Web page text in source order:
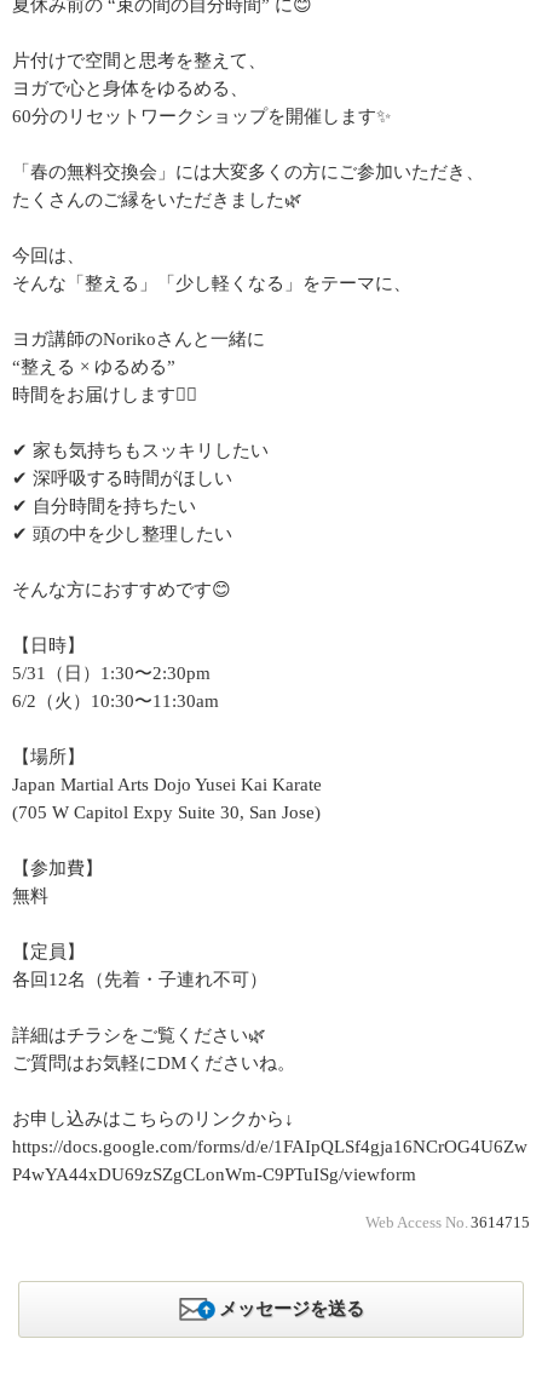
夏休み前の “束の間の自分時間” に😊
片付けで空間と思考を整えて、
ヨガで心と身体をゆるめる、
60分のリセットワークショップを開催します✨
「春の無料交換会」には大変多くの方にご参加いただき、
たくさんのご縁をいただきました🌿
今回は、
そんな「整える」「少し軽くなる」をテーマに、
ヨガ講師のNorikoさんと一緒に
“整える × ゆるめる”
時間をお届けします🧘‍♀️
✔ 家も気持ちもスッキリしたい
✔ 深呼吸する時間がほしい
✔ 自分時間を持ちたい
✔ 頭の中を少し整理したい
そんな方におすすめです😊
【日時】
5/31（日）1:30〜2:30pm
6/2（火）10:30〜11:30am
【場所】
Japan Martial Arts Dojo Yusei Kai Karate
(705 W Capitol Expy Suite 30, San Jose)
【参加費】
無料
【定員】
各回12名（先着・子連れ不可）
詳細はチラシをご覧ください🌿
ご質問はお気軽にDMくださいね。
お申し込みはこちらのリンクから↓
https://docs.google.com/forms/d/e/1FAIpQLSf4gja16NCrOG4U6Zw
P4wYA44xDU69zSZgCLonWm-C9PTuISg/viewform
Web Access No. 3614715
メッセージを送る